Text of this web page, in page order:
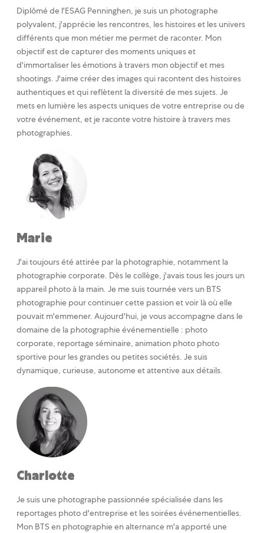
Diplômé de l'ESAG Penninghen, je suis un photographe
polyvalent, j'apprécie les rencontres, les histoires et les univers
différents que mon métier me permet de raconter. Mon
objectif est de capturer des moments uniques et
d'immortaliser les émotions à travers mon objectif et mes
shootings. J'aime créer des images qui racontent des histoires
authentiques et qui reflètent la diversité de mes sujets. Je
mets en lumière les aspects uniques de votre entreprise ou de
votre événement, et je raconte votre histoire à travers mes
photographies.
Marie
J'ai toujours été attirée par la photographie, notamment la
photographie corporate. Dès le collège, j'avais tous les jours un
appareil photo à la main. Je me suis tournée vers un BTS
photographie pour continuer cette passion et voir là où elle
pouvait m'emmener. Aujourd'hui, je vous accompagne dans le
domaine de la photographie événementielle : photo
corporate, reportage séminaire, animation photo photo
sportive pour les grandes ou petites sociétés. Je suis
dynamique, curieuse, autonome et attentive aux détails.
Charlotte
Je suis une photographe passionnée spécialisée dans les
reportages photo d'entreprise et les soirées événementielles.
Mon BTS en photographie en alternance m'a apporté une